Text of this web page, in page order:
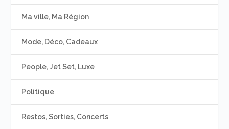
Ma ville, Ma Région
Mode, Déco, Cadeaux
People, Jet Set, Luxe
Politique
Restos, Sorties, Concerts